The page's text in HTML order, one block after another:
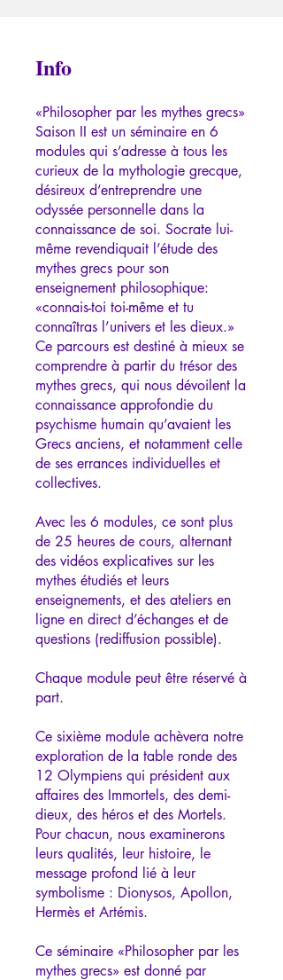
Info
«Philosopher par les mythes grecs»
Saison II est un séminaire en 6
modules qui s’adresse à tous les
curieux de la mythologie grecque,
désireux d’entreprendre une
odyssée personnelle dans la
connaissance de soi. Socrate lui-
même revendiquait l’étude des
mythes grecs pour son
enseignement philosophique:
«connais-toi toi-même et tu
connaîtras l’univers et les dieux.»
Ce parcours est destiné à mieux se
comprendre à partir du trésor des
mythes grecs, qui nous dévoilent la
connaissance approfondie du
psychisme humain qu’avaient les
Grecs anciens, et notamment celle
de ses errances individuelles et
collectives.
Avec les 6 modules, ce sont plus
de 25 heures de cours, alternant
des vidéos explicatives sur les
mythes étudiés et leurs
enseignements, et des ateliers en
ligne en direct d’échanges et de
questions (rediffusion possible).
Chaque module peut être réservé à
part.
Ce sixième module achèvera notre
exploration de la table ronde des
12 Olympiens qui président aux
affaires des Immortels, des demi-
dieux, des héros et des Mortels.
Pour chacun, nous examinerons
leurs qualités, leur histoire, le
message profond lié à leur
symbolisme : Dionysos, Apollon,
Hermès et Artémis.
Ce séminaire «Philosopher par les
mythes grecs» est donné par